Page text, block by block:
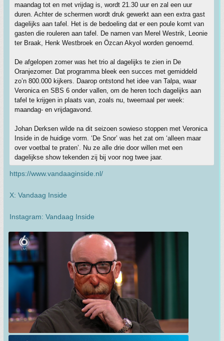
maandag tot en met vrijdag is, wordt 21.30 uur en zal een uur
duren. Achter de schermen wordt druk gewerkt aan een extra gast
dagelijks aan tafel. Het is de bedoeling dat er een poule komt van
gasten die rouleren aan tafel. De namen van Merel Westrik, Leonie
ter Braak, Henk Westbroek en Özcan Akyol worden genoemd.
De afgelopen zomer was het trio al dagelijks te zien in De
Oranjezomer. Dat programma bleek een succes met gemiddeld
zo’n 800.000 kijkers. Daarop ontstond het idee van Talpa, waar
Veronica en SBS 6 onder vallen, om de heren toch dagelijks aan
tafel te krijgen in plaats van, zoals nu, tweemaal per week:
maandag- en vrijdagavond.
Johan Derksen wilde na dit seizoen sowieso stoppen met Veronica
Inside in de huidige vorm. ‘De Snor’ was het zat om ‘alleen maar
over voetbal te praten’. Nu ze alle drie door willen met een
dagelijkse show tekenden zij bij voor nog twee jaar.
https://www.vandaaginside.nl/
X: Vandaag Inside
Instagram: Vandaag Inside